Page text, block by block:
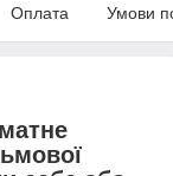
Оплата Умови